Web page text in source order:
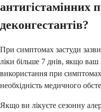
антигістамінних
деконгестантів?
При симптомах застуди
ліки більше 7 днів, якщо
використання при
необхідність медичного
Якщо ви лікуєте сезонну